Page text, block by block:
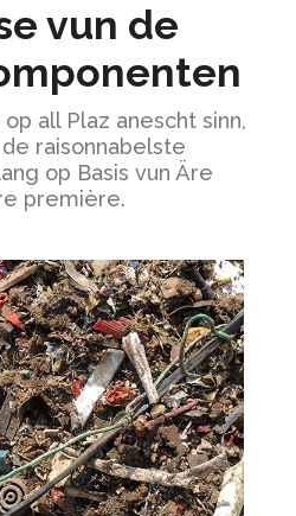
vun de
all Plaz anescht sinn,
raisonnabelste
op Basis vun Äre
première.